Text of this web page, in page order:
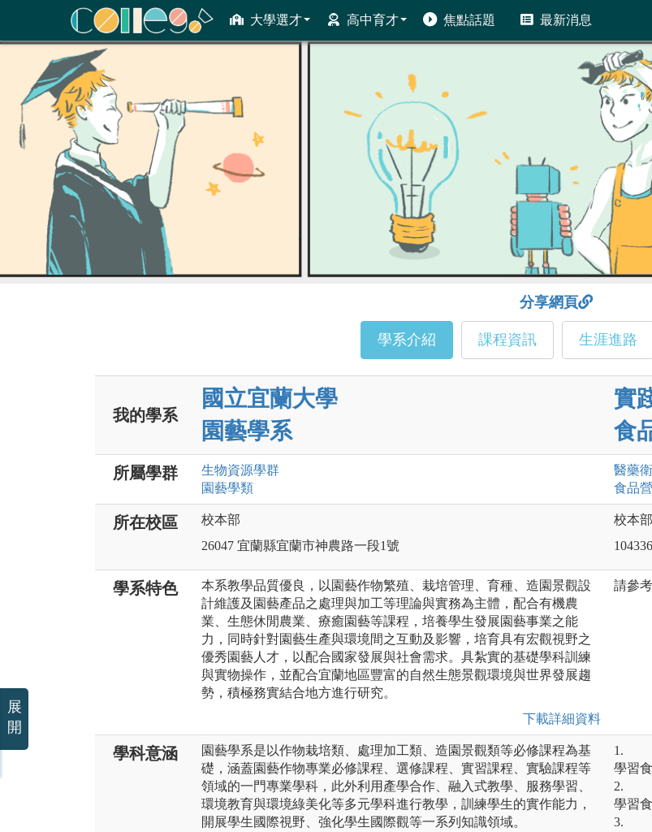
大學選才 高中育才 焦點話題 最新消息
ColleGo! 大學選才與高中育才輔助系統
分享網頁
學系介紹 課程資訊 生涯進路
我的學系
國立宜蘭大學
園藝學系
實
食
所屬學群 生物資源學群
園藝學類
醫藥
食品
所在校區
校本部
26047 宜蘭縣宜蘭市神農路一段1號
校本部
學系特色
本系教學品質優良，以園藝作物繁殖、栽培管理、育種、造園景觀設
計維護及園藝產品之處理與加工等理論與實務為主體，配合有機農
業、生態休閒農業、療癒園藝等課程，培養學生發展園藝事業之能
力，同時針對園藝生產與環境間之互動及影響，培育具有宏觀視野之
優秀園藝人才，以配合國家發展與社會需求。具紮實的基礎學科訓練
與實物操作，並配合宜蘭地區豐富的自然生態景觀環境與世界發展趨
勢，積極務實結合地方進行研究。
下載詳細資料
請參
學科意涵
園藝學系是以作物栽培類、處理加工類、造園景觀類等必修課程為基
礎，涵蓋園藝作物專業必修課程、選修課程、實習課程、實驗課程等
領域的一門專業學科，此外利用產學合作、融入式教學、服務學習、
環境教育與環境綠美化等多元學科進行教學，訓練學生的實作能力，
開展學生國際視野、強化學生國際觀等一系列知識領域。
1.
學習
2.
學習
3.
展
開